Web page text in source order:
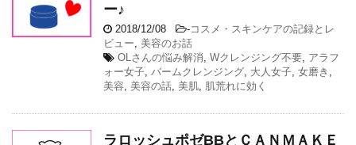
ー♪
2018/12/08 -コスメ・スキンケアの記録とレ
ビュー
美容のお話
OLさんの悩み解消 Wクレンジング不要 アラフ
ォー女子 バームクレンジング 大人女子 女磨き
美容
美容の話 美肌 肌荒れに効く
ラロッシュポゼBBとＣＡＮＭＡＫＥ